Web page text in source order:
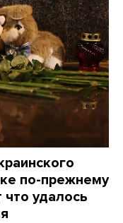
по-прежнему
что удалось